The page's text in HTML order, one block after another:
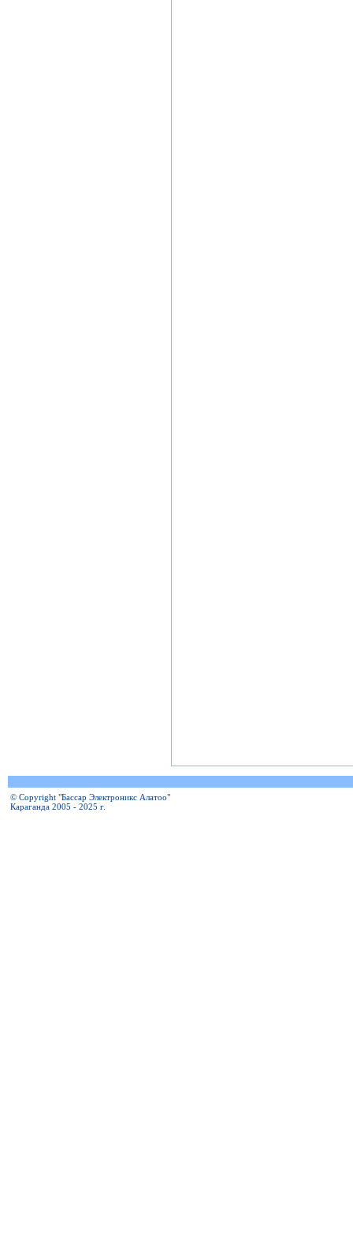
© Copyright "Бассар Электроникс Алатоо"
Караганда 2005 - 2025 г.